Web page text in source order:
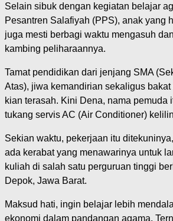
Selain sibuk dengan kegiatan belajar
Pesantren Salafiyah (PPS), anak yang
juga mesti berbagi waktu mengasuh
kambing peliharaannya.
Tamat pendidikan dari jenjang SMA
Atas), jiwa kemandirian sekaligus bakat
kian terasah. Kini Dena, nama pemuda
tukang servis AC (Air Conditioner)
Sekian waktu, pekerjaan itu
ada kerabat yang menawarinya untuk
kuliah di salah satu perguruan tinggi
Depok, Jawa Barat.
Maksud hati, ingin belajar lebih
ekonomi dalam pandangan agama.